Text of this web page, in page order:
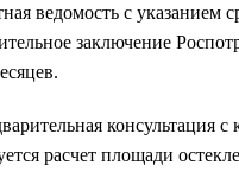
ведомость с указанием
заключение
консультация с
расчет площади